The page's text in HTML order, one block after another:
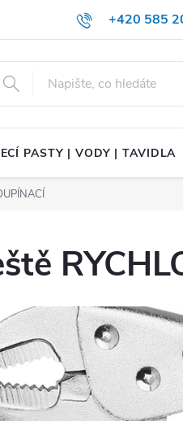
+420 585
údajů
PASTY | VODY | TAVIDLA